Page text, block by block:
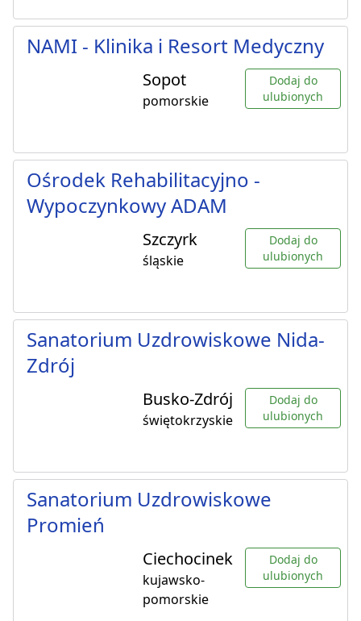
NAMI - Klinika i Resort Medyczny
Sopot
pomorskie
Dodaj do
ulubionych
Ośrodek Rehabilitacyjno -
Wypoczynkowy ADAM
Szczyrk
śląskie
Dodaj do
ulubionych
Sanatorium Uzdrowiskowe Nida-
Zdrój
Busko-Zdrój
świętokrzyskie
Dodaj do
ulubionych
Sanatorium Uzdrowiskowe
Promień
Ciechocinek
kujawsko-
pomorskie
Dodaj do
ulubionych